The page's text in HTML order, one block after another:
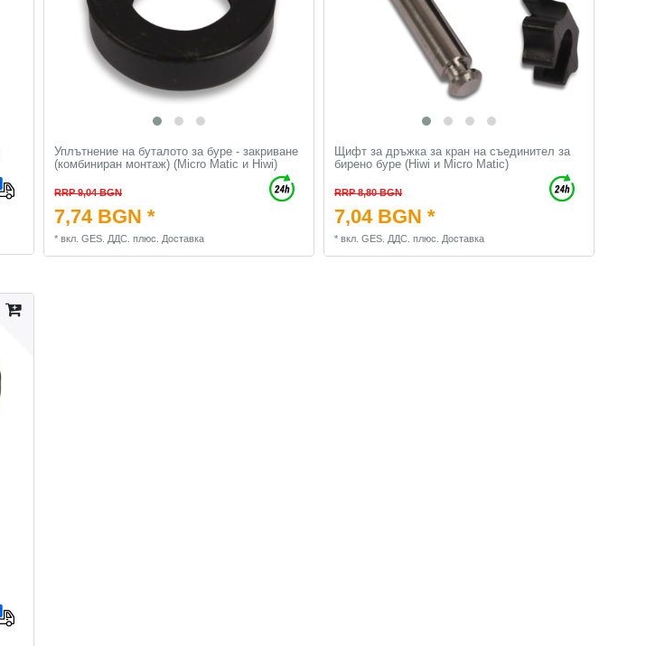
Уплътнение на буталото за буре - закриване
(комбиниран монтаж) (Micro Matic и Hiwi)
RRP 9,04 BGN
7,74 BGN *
*вкл. GES. ДДС. плюс. Доставка
Щифт за дръжка за кран на съединител за
бирено буре (Hiwi и Micro Matic)
RRP 8,80 BGN
7,04 BGN *
*вкл. GES. ДДС. плюс. Доставка